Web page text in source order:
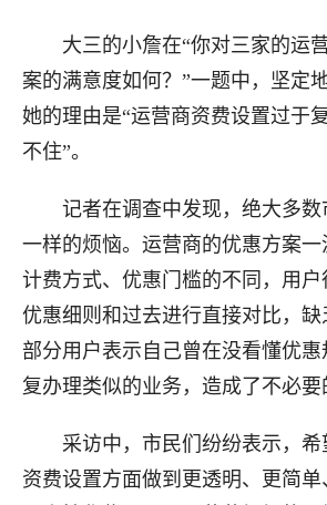
大三的小詹在“你对三家的运营
案的满意度如何？”一题中，坚定
她的理由是“运营商资费设置过于
不住”。
记者在调查中发现，绝大多数
一样的烦恼。运营商的优惠方案
计费方式、优惠门槛的不同，用
优惠细则和过去进行直接对比，缺
部分用户表示自己曾在没看懂优
复办理类似的业务，造成了不必要
采访中，市民们纷纷表示，希
资费设置方面做到更透明、更简单